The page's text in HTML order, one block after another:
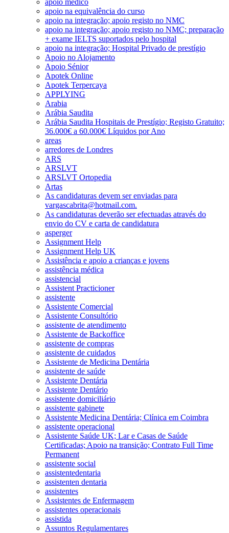
apoio na equivalência do curso
apoio na integração; apoio registo no NMC
apoio na integração; apoio registo no NMC; preparação
+ exame IELTS suportados pelo hospital
apoio na integração; Hospital Privado de prestígio
Apoio no Alojamento
Apoio Sénior
Apotek Online
Apotek Terpercaya
APPLYING
Arabia
Arábia Saudita
Arábia Saudita Hospitais de Prestígio; Registo Gratuito;
36.000€ a 60.000€ Líquidos por Ano
areas
arredores de Londres
ARS
ARSLVT
ARSLVT Ortopedia
Artas
As candidaturas devem ser enviadas para
vargascabrita@hotmail.com.
As candidaturas deverão ser efectuadas através do
envio do CV e carta de candidatura
asperger
Assignment Help
Assignment Help UK
Assistência e apoio a crianças e jovens
assistência médica
assistencial
Assistent Practicioner
assistente
Assistente Comercial
Assistente Consultório
assistente de atendimento
Assistente de Backoffice
assistente de compras
assistente de cuidados
Assistente de Medicina Dentária
assistente de saúde
Assistente Dentária
Assistente Dentário
assistente domiciliário
assistente gabinete
Assistente Medicina Dentária; Clínica em Coimbra
assistente operacional
Assistente Saúde UK; Lar e Casas de Saúde
Certificadas; Apoio na transição; Contrato Full Time
Permanent
assistente social
assistentedentaria
assistenten dentaria
assistentes
Assistentes de Enfermagem
assistentes operacionais
assistida
Assuntos Regulamentares